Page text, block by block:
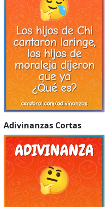
Adivinanzas Cortas